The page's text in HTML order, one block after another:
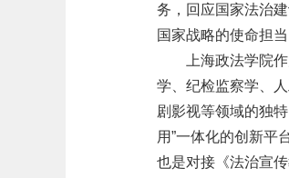
务，回应国家法治
国家战略的使命担当
上海政法学院
学、纪检监察学、
剧影视等领域的独
用”一体化的创新平
也是对接《法治宣